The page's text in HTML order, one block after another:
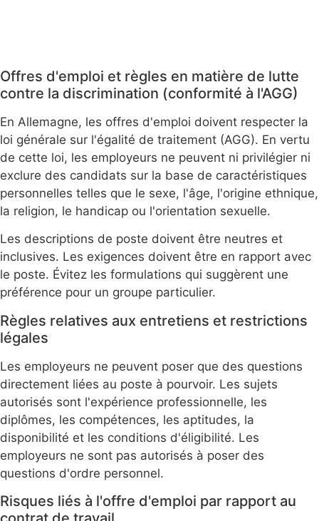
Offres d'emploi et règles en matière de lutte
contre la discrimination (conformité à l'AGG)
En Allemagne, les offres d'emploi doivent respecter la
loi générale sur l'égalité de traitement (AGG). En vertu
de cette loi, les employeurs ne peuvent ni privilégier ni
exclure des candidats sur la base de caractéristiques
personnelles telles que le sexe, l'âge, l'origine ethnique,
la religion, le handicap ou l'orientation sexuelle.
Les descriptions de poste doivent être neutres et
inclusives. Les exigences doivent être en rapport avec
le poste. Évitez les formulations qui suggèrent une
préférence pour un groupe particulier.
Règles relatives aux entretiens et restrictions
légales
Les employeurs ne peuvent poser que des questions
directement liées au poste à pourvoir. Les sujets
autorisés sont l'expérience professionnelle, les
diplômes, les compétences, les aptitudes, la
disponibilité et les conditions d'éligibilité. Les
employeurs ne sont pas autorisés à poser des
questions d'ordre personnel.
Risques liés à l'offre d'emploi par rapport au